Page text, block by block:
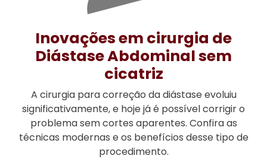
Inovações em cirurgia de
Diástase Abdominal sem
cicatriz
A cirurgia para correção da diástase evoluiu
significativamente, e hoje já é possível corrigir o
problema sem cortes aparentes. Confira as
técnicas modernas e os benefícios desse tipo de
procedimento.